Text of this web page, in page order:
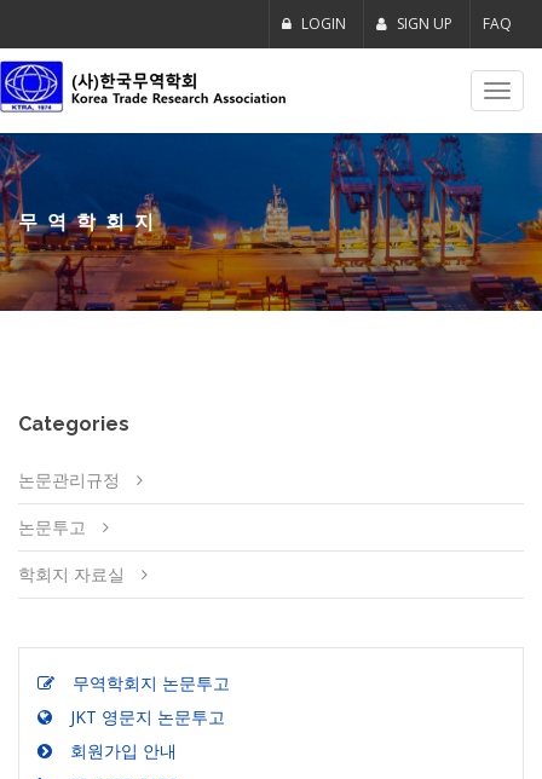
LOGIN SIGN UP FAQ
무역학회지
Categories
논문관리규정
논문투고
학회지 자료실
무역학회지 논문투고
JKT 영문지 논문투고
회원가입 안내